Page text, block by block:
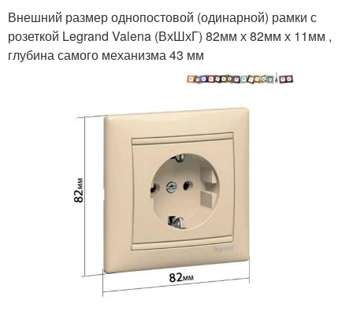
Внешний размер однопостовой (одинарной) рамки с
розеткой Legrand Valena (ВхШхГ) 82мм х 82мм х 11мм ,
глубина самого механизма 43 мм